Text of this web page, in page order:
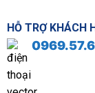
HỖ TRỢ KHÁCH